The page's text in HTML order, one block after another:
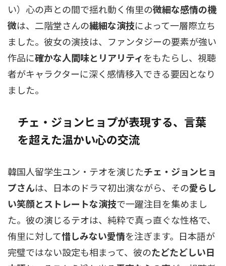
い）心の声との間で揺れ動く侑里の微細な感情の機
微は、二階堂さんの繊細な演技によって一層際立ち
ました。彼女の演技は、ファンタジーの要素が強い
作品に確かな人間味とリアリティをもたらし、視聴
者がキャラクターに深く感情移入できる要因となり
ました。
チェ・ジョンヒョプが表現する、言葉
を超えた温かい心の交流
韓国人留学生ユン・テオを演じたチェ・ジョンヒョ
プさんは、日本のドラマ初出演ながら、その愛らし
い笑顔とストレートな演技で一躍注目を集めまし
た。彼の演じるテオは、純粋で真っ直ぐな性格で、
侑里に対して惜しみない愛情を注ぎます。日本語が
完璧ではない設定も相まって、彼のたどたどしい日